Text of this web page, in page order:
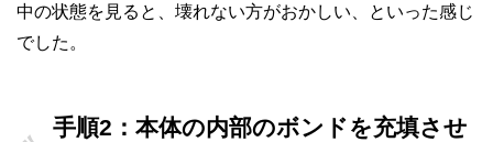
中の状態を見ると、壊れない方がおかしい、といった感じ
でした。
手順2：本体の内部のボンドを充填させ